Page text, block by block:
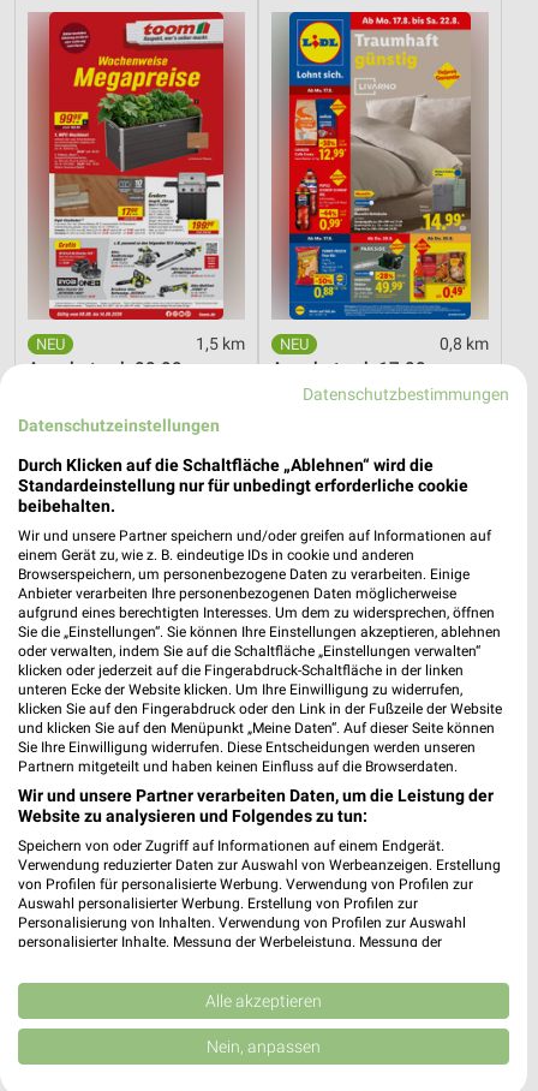
1,5 km
Angebote ab 08.08.
0,8 km
Angebote ab 17.08.
Gültig ab Mo. 17.08.
3,6 km
Angebote ab 10.08.
Gültig ab Mo. 10.08.
35,8 km
Dieter Knoll
Gültig bis Fr. 14.08.
XXXLutz Kaufland
Datenschutzbestimmungen
Datenschutzeinstellungen
Durch Klicken auf die Schaltfläche „Ablehnen“ wird die
Standardeinstellung nur für unbedingt erforderliche cookie
beibehalten.
Wir und unsere Partner speichern und/oder greifen auf Informationen auf
einem Gerät zu, wie z. B. eindeutige IDs in cookie und anderen
Browserspeichern, um personenbezogene Daten zu verarbeiten. Einige
Anbieter verarbeiten Ihre personenbezogenen Daten möglicherweise
aufgrund eines berechtigten Interesses. Um dem zu widersprechen, öffnen
Sie die „Einstellungen“. Sie können Ihre Einstellungen akzeptieren, ablehnen
oder verwalten, indem Sie auf die Schaltfläche „Einstellungen verwalten“
klicken oder jederzeit auf die Fingerabdruck-Schaltfläche in der linken
unteren Ecke der Website klicken. Um Ihre Einwilligung zu widerrufen,
klicken Sie auf den Fingerabdruck oder den Link in der Fußzeile der Website
und klicken Sie auf den Menüpunkt „Meine Daten“. Auf dieser Seite können
Sie Ihre Einwilligung widerrufen. Diese Entscheidungen werden unseren
Partnern mitgeteilt und haben keinen Einfluss auf die Browserdaten.
Wir und unsere Partner verarbeiten Daten, um die Leistung der
Website zu analysieren und Folgendes zu tun:
Speichern von oder Zugriff auf Informationen auf einem Endgerät.
Verwendung reduzierter Daten zur Auswahl von Werbeanzeigen. Erstellung
von Profilen für personalisierte Werbung. Verwendung von Profilen zur
Auswahl personalisierter Werbung. Erstellung von Profilen zur
Personalisierung von Inhalten. Verwendung von Profilen zur Auswahl
personalisierter Inhalte. Messung der Werbeleistung. Messung der
Kombinationen von Daten aus verschiedenen Quellen. Entwicklung und
Verbesserung der Angebote. Verwendung reduzierter Daten zur Auswahl
von Inhalten.
Daten können außerhalb der Europäischen Union weitergegeben und in die
Alle akzeptieren
Nein, anpassen